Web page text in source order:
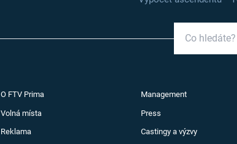
O FTV Prima Management
Volná místa Press
Reklama Castingy a výzvy